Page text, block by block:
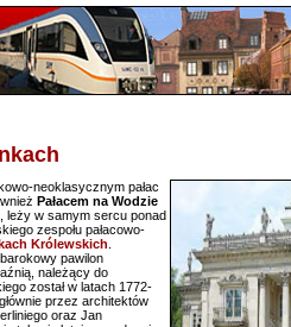
neoklasycznym pałac
Pałacem na Wodzie
, leży w samym sercu ponad
zespołu pałacowo-
Królewskich
pawilon
należący do
został w latach 1772-
przez architektów
oraz Jan